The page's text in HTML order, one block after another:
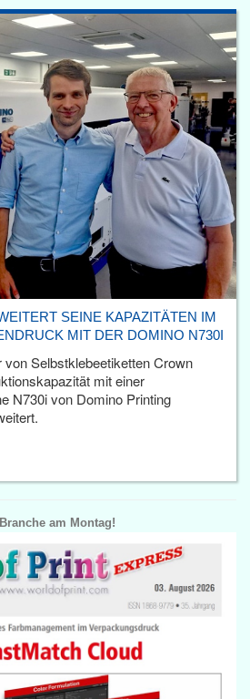
SEINE KAPAZITÄTEN IM
MIT DER DOMINO N730I
Selbstklebeetiketten Crown
mit einer
N730i von Domino Printing
am Montag!